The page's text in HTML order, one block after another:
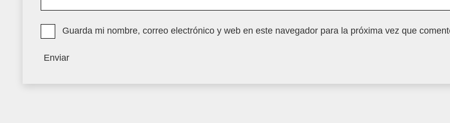
Guarda mi nombre, correo electrónico y web en este navegador para la próxima vez que